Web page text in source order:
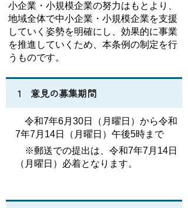
小企業・小規模企業の努力はもとより、
地域全体で中小企業・小規模企業を支援
していく姿勢を明確にし、効果的に事業
を推進していくため、本条例の制定を行
うものです。
1 意見の募集期間
令和7年6月30日（月曜日）から令和
7年7月14日（月曜日）午後5時まで
※郵送での提出は、令和7年7月14日
（月曜日）必着となります。